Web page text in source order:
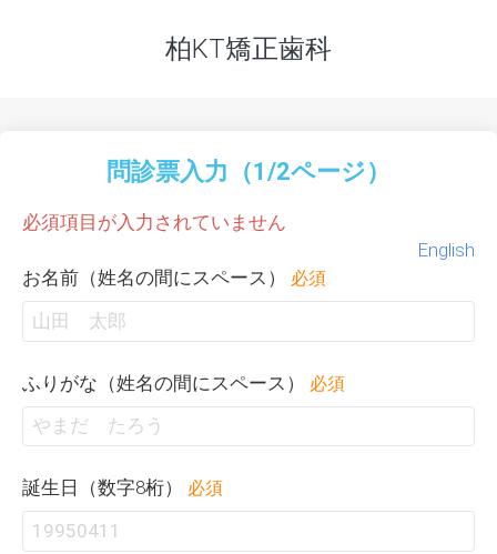
柏KT矯正歯科
問診票入力（1/2ページ）
必須項目が入力されていません
English
お名前（姓名の間にスペース） 必須
ふりがな（姓名の間にスペース） 必須
誕生日（数字8桁） 必須